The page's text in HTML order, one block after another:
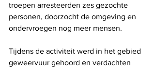
troepen arresteerden zes gezochte
personen, doorzocht de omgeving en
ondervroegen nog meer mensen.
Tijdens de activiteit werd in het gebied
geweervuur ​​gehoord en verdachten